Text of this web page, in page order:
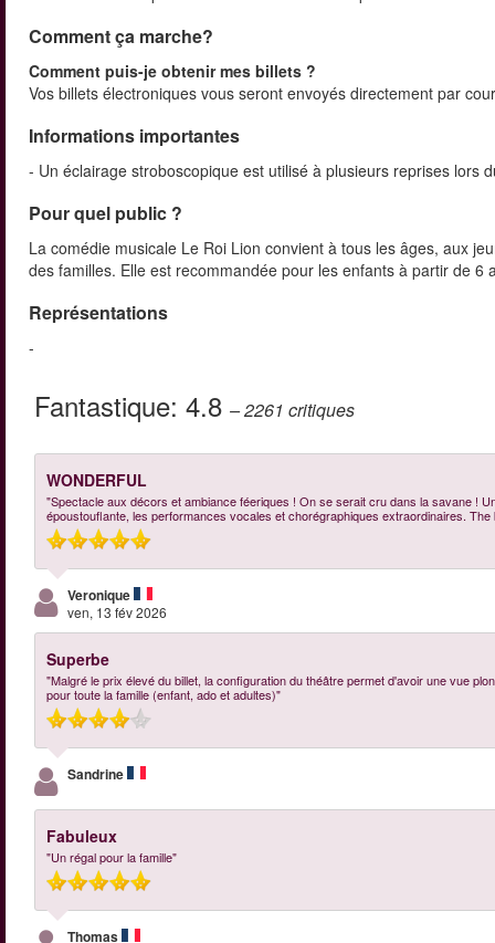
Comment ça marche?
Comment puis-je obtenir mes billets ?
Vos billets électroniques vous seront envoyés directement par
Informations importantes
- Un éclairage stroboscopique est utilisé à plusieurs reprises lors
Pour quel public ?
La comédie musicale Le Roi Lion convient à tous les âges, aux
des familles. Elle est recommandée pour les enfants à partir de
Représentations
-
Fantastique: 4.8 – 2261 critiques
WONDERFUL
"Spectacle aux décors et ambiance féeriques ! On se serait cru dans la savane !
époustouflante, les performances vocales et chorégraphiques extraordinaires.
Veronique
ven, 13 fév 2026
Superbe
"Malgré le prix élevé du billet, la configuration du théâtre permet d'avoir une vue
pour toute la famille (enfant, ado et adultes)"
Sandrine
Fabuleux
"Un régal pour la famille"
Thomas